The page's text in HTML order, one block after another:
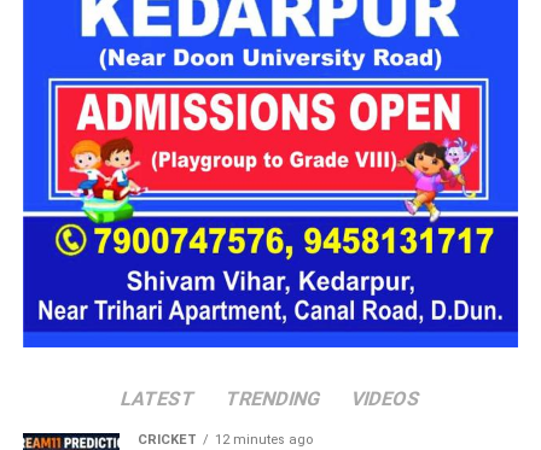
अलग-अलग लोगों के सामने बदलता था अपनी
पूछताछ में ये बात सामने आई कि आरोपी अलग-अलग लोगों के सामने अपनी
पहचान बदलता था। कभी वो खुद को गृह मंत्रालय का अधिकारी बताता,
कभी रक्षा मंत्रालय से जुड़ा अफसर और कभी भारतीय सेना का वरिष्ठ
अधिकारी होने का दावा करता था।
देहरादून पुलिस ने किया गिरफ्तार
देहरादून पुलिस को ये भी जानकारी मिली है कि वो कई होटलों में ठहरने के
बाद भुगतान किए बिना चला जाता था और होटल कर्मचारियों व सुरक्षा
कर्मियों के साथ भी कथित तौर पर धोखाधड़ी करता था।
LATEST TRENDING VIDEOS
CRICKET 12 minutes ago